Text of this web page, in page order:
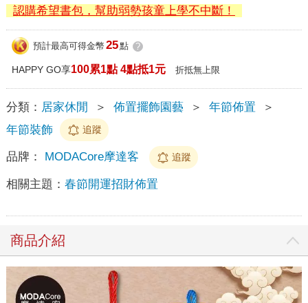
認購希望書包，幫助弱勢孩童上學不中斷！
預計最高可得金幣 25點 ?
HAPPY GO享100累1點 4點抵1元 折抵無上限
分類： 居家休閒 ＞ 佈置擺飾園藝 ＞ 年節佈置
＞
年節裝飾
追蹤
品牌： MODACore摩達客 追蹤
相關主題： 春節開運招財佈置
商品介紹